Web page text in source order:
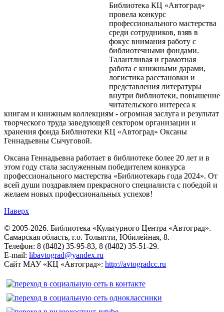
Библиотека КЦ «Автоград»
провела конкурс
профессионального мастерства
среди сотрудников, взяв в
фокус внимания работу с
библиотечными фондами.
Талантливая и грамотная
работа с книжными дарами,
логистика расстановки и
представления литературы
внутри библиотеки, повышение
читательского интереса к
книгам и книжным коллекциям - огромная заслуга и результат
творческого труда заведующей сектором организации и
хранения фонда Библиотеки КЦ «Автоград» Оксаны
Геннадьевны Сычуговой.
Оксана Геннадьевна работает в библиотеке более 20 лет и в
этом году стала заслуженным победителем конкурса
профессионального мастерства «Библиотекарь года 2024». От
всей души поздравляем прекрасного специалиста с победой и
желаем новых профессиональных успехов!
Наверх
© 2005-2026. Библиотека «Культурного Центра «Автоград».
Самарская область, г.о. Тольятти, Юбилейная, 8.
Телефон: 8 (8482) 35-95-83, 8 (8482) 35-51-29.
E-mail: libavtograd@yandex.ru
Сайт МАУ «КЦ «Автоград»: http://avtogradcc.ru